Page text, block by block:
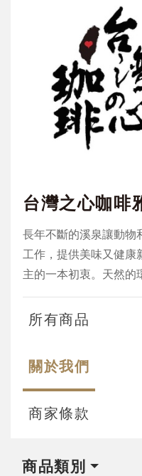
台灣之心咖啡
長年不斷的溪泉讓動物
工作，提供美味又健康
主的一本初衷。天然的
上人工有機施肥和用心
所有商品
關於我們
商家條款
商品類別